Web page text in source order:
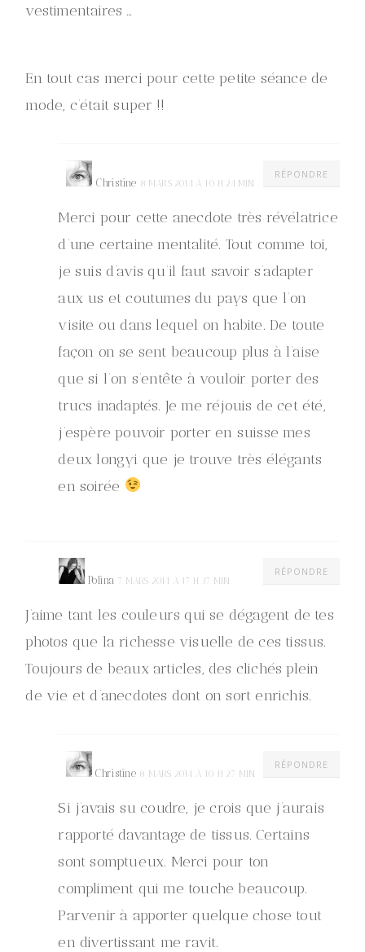
vestimentaires …
En tout cas merci pour cette petite séance de
mode, c’était super !!
RÉPONDRE
Christine 8 MARS 2014 À 10 H 24 MIN
Merci pour cette anecdote très révélatrice
d’une certaine mentalité. Tout comme toi,
je suis d’avis qu’il faut savoir s’adapter
aux us et coutumes du pays que l’on
visite ou dans lequel on habite. De toute
façon on se sent beaucoup plus à l’aise
que si l’on s’entête à vouloir porter des
trucs inadaptés. Je me réjouis de cet été,
j’espère pouvoir porter en suisse mes
deux longyi que je trouve très élégants
en soirée
RÉPONDRE
Polina 7 MARS 2014 À 17 H 37 MIN
J’aime tant les couleurs qui se dégagent de tes
photos que la richesse visuelle de ces tissus.
Toujours de beaux articles, des clichés plein
de vie et d’anecdotes dont on sort enrichis.
RÉPONDRE
Christine 8 MARS 2014 À 10 H 27 MIN
Si j’avais su coudre, je crois que j’aurais
rapporté davantage de tissus. Certains
sont somptueux. Merci pour ton
compliment qui me touche beaucoup.
Parvenir à apporter quelque chose tout
en divertissant me ravit.